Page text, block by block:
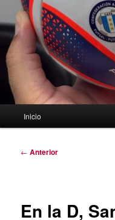
Inicio
Navegación
← Anterior
En la D,